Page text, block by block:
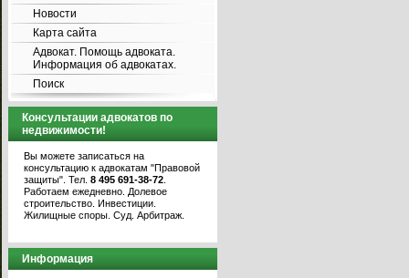
Новости
Карта сайта
Адвокат. Помощь адвоката.
Информация об адвокатах.
Поиск
Консультации адвокатов по
недвижимости!
Вы можете записаться на
консультацию к адвокатам "Правовой
защиты". Тел. 8 495 691-38-72
Работаем ежедневно. Долевое
строительство. Инвестиции.
Жилищные споры. Суд. Арбитраж.
Информация